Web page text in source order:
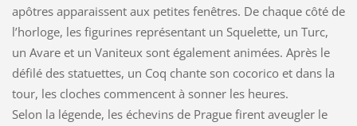
apôtres apparaissent aux petites fenêtres. De chaque côté de
l’horloge, les figurines représentant un Squelette, un Turc,
un Avare et un Vaniteux sont également animées. Après le
défilé des statuettes, un Coq chante son cocorico et dans la
tour, les cloches commencent à sonner les heures.
Selon la légende, les échevins de Prague firent aveugler le